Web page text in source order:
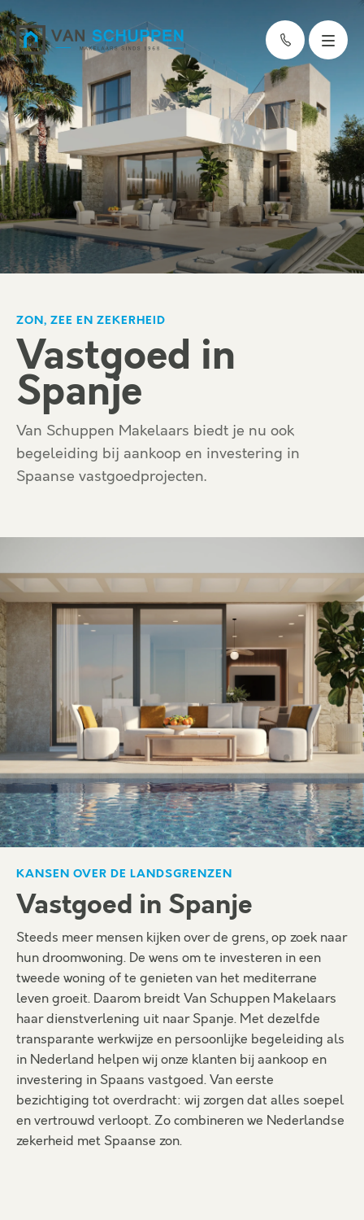
ZON, ZEE EN ZEKERHEID
Vastgoed in
Spanje
Van Schuppen Makelaars biedt je nu ook
begeleiding bij aankoop en investering in
Spaanse vastgoedprojecten.
KANSEN OVER DE LANDSGRENZEN
Vastgoed in Spanje
Steeds meer mensen kijken over de grens, op zoek naar
hun droomwoning. De wens om te investeren in een
tweede woning of te genieten van het mediterrane
leven groeit. Daarom breidt Van Schuppen Makelaars
haar dienstverlening uit naar Spanje. Met dezelfde
transparante werkwijze en persoonlijke begeleiding als
in Nederland helpen wij onze klanten bij aankoop en
investering in Spaans vastgoed. Van eerste
bezichtiging tot overdracht: wij zorgen dat alles soepel
en vertrouwd verloopt. Zo combineren we Nederlandse
zekerheid met Spaanse zon.